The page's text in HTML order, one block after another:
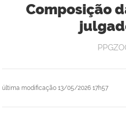
Composição
última modificação 13/05/2026 17h57